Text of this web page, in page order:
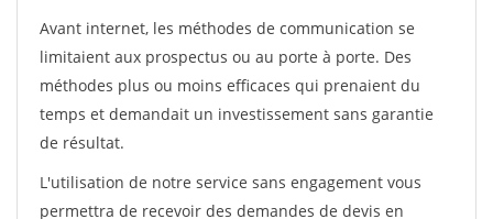
Avant internet, les méthodes de communication se
limitaient aux prospectus ou au porte à porte. Des
méthodes plus ou moins efficaces qui prenaient du
temps et demandait un investissement sans garantie
de résultat.
L'utilisation de notre service sans engagement vous
permettra de recevoir des demandes de devis en